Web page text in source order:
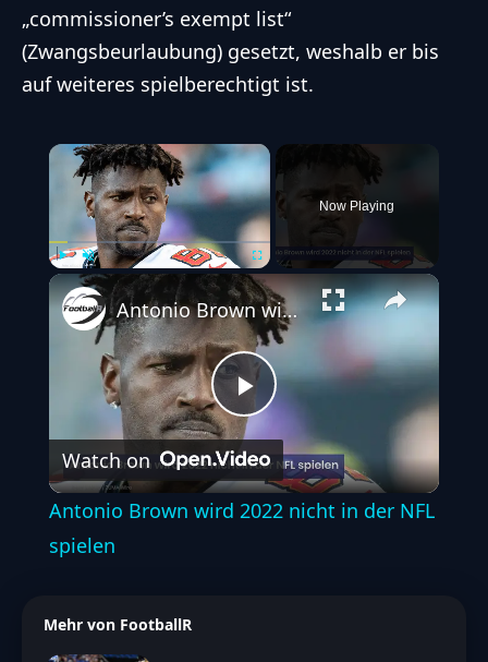
„commissioner’s exempt list“
(Zwangsbeurlaubung) gesetzt, weshalb er bis
auf weiteres spielberechtigt ist.
×
Play Unmute Fullscreen
Now Playing
Play
Video
Antonio Brown wird 2022 nicht in der NFL spielen
Watch on
Antonio Brown wird 2022 nicht in der NFL
spielen
Mehr von FootballR